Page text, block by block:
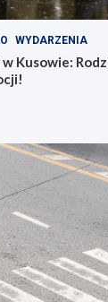
WYDARZENIA
Kusowie: